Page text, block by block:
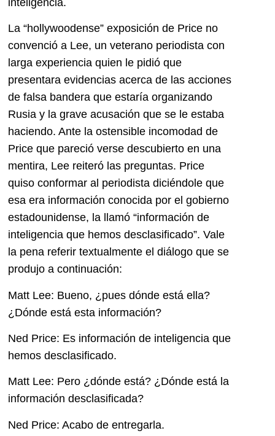
La “hollywoodense” exposición de Price no
convenció a Lee, un veterano periodista con
larga experiencia quien le pidió que
presentara evidencias acerca de las acciones
de falsa bandera que estaría organizando
Rusia y la grave acusación que se le estaba
haciendo. Ante la ostensible incomodad de
Price que pareció verse descubierto en una
mentira, Lee reiteró las preguntas. Price
quiso conformar al periodista diciéndole que
esa era información conocida por el gobierno
estadounidense, la llamó “información de
inteligencia que hemos desclasificado”. Vale
la pena referir textualmente el diálogo que se
produjo a continuación:
Matt Lee: Bueno, ¿pues dónde está ella?
¿Dónde está esta información?
Ned Price: Es información de inteligencia que
hemos desclasificado.
Matt Lee: Pero ¿dónde está? ¿Dónde está la
información desclasificada?
Ned Price: Acabo de entregarla.